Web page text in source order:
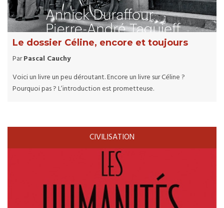
Le dossier Céline, encore et toujours
ParPascal Cauchy
Voici un livre un peu déroutant. Encore un livre sur Céline ?
Pourquoi pas ? L’introduction est prometteuse.
CIVILISATION